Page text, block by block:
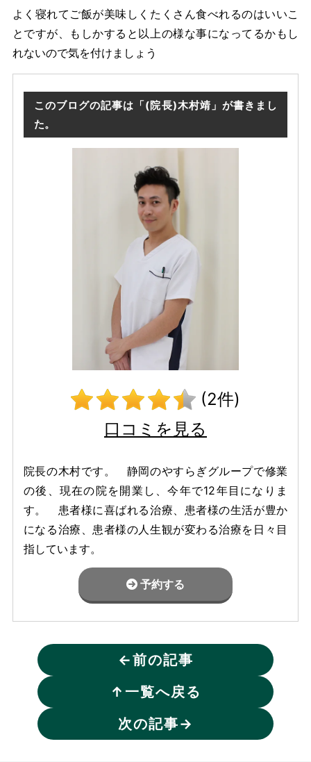
よく寝れてご飯が美味しくたくさん食べれるのはいいこ
とですが、もしかすると以上の様な事になってるかもし
れないので気を付けましょう
このブログの記事は「(院長)木村靖」が書きまし
た。
(2件)
口コミを見る
院長の木村です。 静岡のやすらぎグループで修業
の後、現在の院を開業し、今年で12年目になりま
す。 患者様に喜ばれる治療、患者様の生活が豊か
になる治療、患者様の人生観が変わる治療を日々目
指しています。
予約する
←前の記事
↑ 一覧へ戻る
次の記事→